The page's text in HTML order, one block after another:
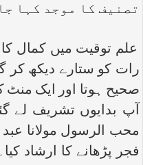
تصنیف کا موجد کہا
علم توقیت میں کمال
رات کو ستارے دیکھ کر
صحیح ہوتا اور ایک منٹ
آپ بدایوں تشریف لے
محب الرسول مولانا عبد
فجر پڑھانے کا ارشاد